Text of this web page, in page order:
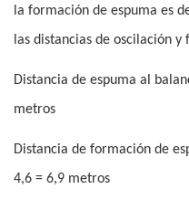
la formación de espuma es
las distancias de oscilación y
Distancia de espuma al
metros
Distancia de formación de
4,6 = 6,9 metros